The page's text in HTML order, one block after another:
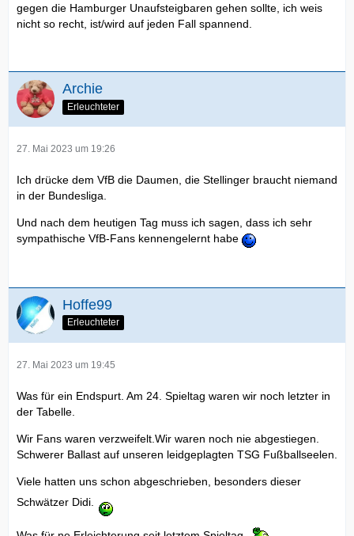
gegen die Hamburger Unaufsteigbaren gehen sollte, ich weis
nicht so recht, ist/wird auf jeden Fall spannend.
Archie
Erleuchteter
27. Mai 2023 um 19:26
Ich drücke dem VfB die Daumen, die Stellinger braucht niemand
in der Bundesliga.
Und nach dem heutigen Tag muss ich sagen, dass ich sehr
sympathische VfB-Fans kennengelernt habe
Hoffe99
Erleuchteter
27. Mai 2023 um 19:45
Was für ein Endspurt. Am 24. Spieltag waren wir noch letzter in
der Tabelle.
Wir Fans waren verzweifelt.Wir waren noch nie abgestiegen.
Schwerer Ballast auf unseren leidgeplagten TSG Fußballseelen.
Viele hatten uns schon abgeschrieben, besonders dieser
Schwätzer Didi.